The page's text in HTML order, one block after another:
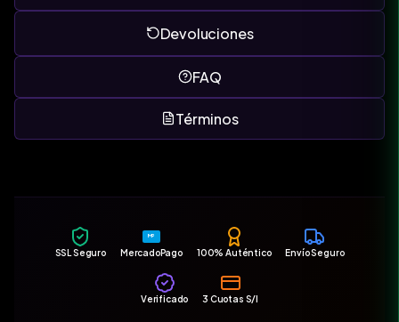
Devoluciones
FAQ
Términos
SSL Seguro
MP
MercadoPago 100% Auténtico Envío Seguro
Verificado 3 Cuotas S/I